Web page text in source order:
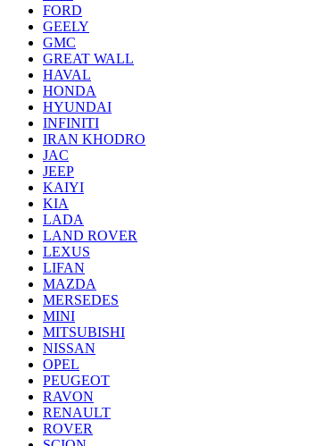
FORD
GEELY
GMC
GREAT WALL
HAVAL
HONDA
HYUNDAI
INFINITI
IRAN KHODRO
JAC
JEEP
KAIYI
KIA
LADA
LAND ROVER
LEXUS
LIFAN
MAZDA
MERSEDES
MINI
MITSUBISHI
NISSAN
OPEL
PEUGEOT
RAVON
RENAULT
ROVER